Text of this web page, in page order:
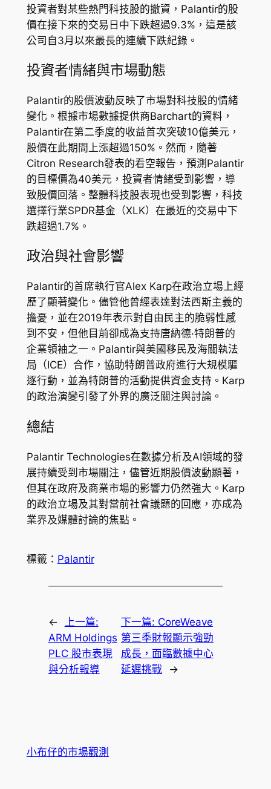
投資者對某些熱門科技股的撤資，Palantir的股
價在接下來的交易日中下跌超過9.3%，這是該
公司自3月以來最長的連續下跌紀錄。
投資者情緒與市場動態
Palantir的股價波動反映了市場對科技股的情緒
變化。根據市場數據提供商Barchart的資料，
Palantir在第二季度的收益首次突破10億美元，
股價在此期間上漲超過150%。然而，隨著
Citron Research發表的看空報告，預測Palantir
的目標價為40美元，投資者情緒受到影響，導
致股價回落。整體科技股表現也受到影響，科技
選擇行業SPDR基金（XLK）在最近的交易中下
跌超過1.7%。
政治與社會影響
Palantir的首席執行官Alex Karp在政治立場上經
歷了顯著變化。儘管他曾經表達對法西斯主義的
擔憂，並在2019年表示對自由民主的脆弱性感
到不安，但他目前卻成為支持唐納德·特朗普的
企業領袖之一。Palantir與美國移民及海關執法
局（ICE）合作，協助特朗普政府進行大規模驅
逐行動，並為特朗普的活動提供資金支持。Karp
的政治演變引發了外界的廣泛關注與討論。
總結
Palantir Technologies在數據分析及AI領域的發
展持續受到市場關注，儘管近期股價波動顯著，
但其在政府及商業市場的影響力仍然強大。Karp
的政治立場及其對當前社會議題的回應，亦成為
業界及媒體討論的焦點。
標籤： Palantir
←
上一篇:
ARM Holdings
PLC 股市表現
與分析報導
下一篇: CoreWeave
第三季財報顯示強勁
成長，面臨數據中心
延遲挑戰
→
小布仔的市場觀測